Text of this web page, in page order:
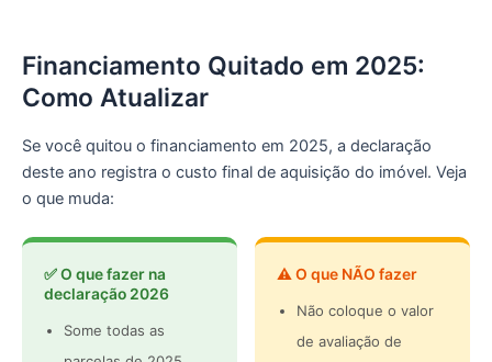
Financiamento Quitado em 2025:
Como Atualizar
Se você quitou o financiamento em 2025, a declaração
deste ano registra o custo final de aquisição do imóvel. Veja
o que muda:
✅ O que fazer na
declaração 2026
Some todas as
⚠️ O que NÃO fazer
Não coloque o valor
de avaliação de